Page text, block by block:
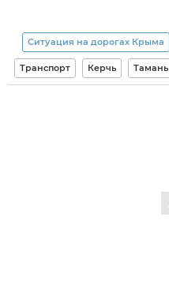
Ситуация на дорогах Крыма
Транспорт Керчь Тамань